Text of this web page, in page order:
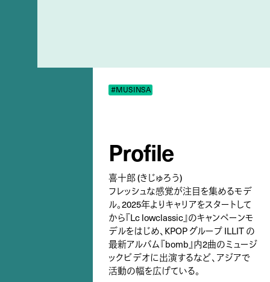
#MUSINSA
Profile
喜十郎 (きじゅろう)
フレッシュな感覚が注目を集めるモデ
ル。2025年よりキャリアをスタートして
から『Lc lowclassic』のキャンペーンモ
デルをはじめ、KPOP グループ ILLIT の
最新アルバム『bomb』内2曲のミュージ
ックビデオに出演するなど、アジアで
活動の幅を広げている。